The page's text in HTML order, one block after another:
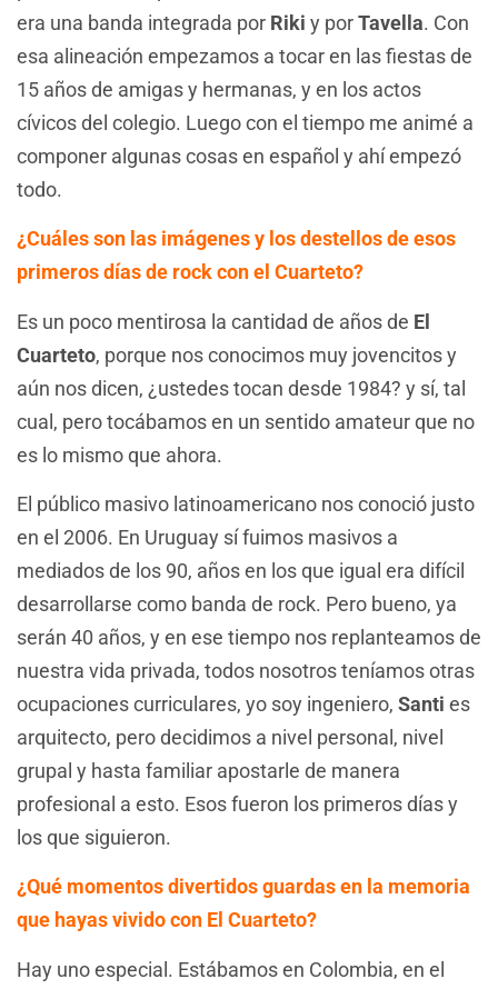
era una banda integrada por Riki y porTavella. Con
esa alineación empezamos a tocar en las fiestas de
15 años de amigas y hermanas, y en los actos
cívicos del colegio. Luego con el tiempo me animé a
componer algunas cosas en español y ahí empezó
todo.
¿Cuáles son las imágenes y los destellos de esos
primeros días de rock con el Cuarteto?
Es un poco mentirosa la cantidad de años de El
Cuarteto, porque nos conocimos muy jovencitos y
aún nos dicen, ¿ustedes tocan desde 1984? y sí, tal
cual, pero tocábamos en un sentido amateur que no
es lo mismo que ahora.
El público masivo latinoamericano nos conoció justo
en el 2006. En Uruguay sí fuimos masivos a
mediados de los 90, años en los que igual era difícil
desarrollarse como banda de rock. Pero bueno, ya
serán 40 años, y en ese tiempo nos replanteamos de
nuestra vida privada, todos nosotros teníamos otras
ocupaciones curriculares, yo soy ingeniero, Santi es
arquitecto, pero decidimos a nivel personal, nivel
grupal y hasta familiar apostarle de manera
profesional a esto. Esos fueron los primeros días y
los que siguieron.
¿Qué momentos divertidos guardas en la memoria
que hayas vivido con El Cuarteto?
Hay uno especial. Estábamos en Colombia, en el